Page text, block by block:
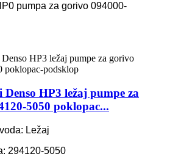
pumpa za gorivo 094000-
HP3 ležaj pumpe za
5050 poklopac...
Ležaj
294120-5050